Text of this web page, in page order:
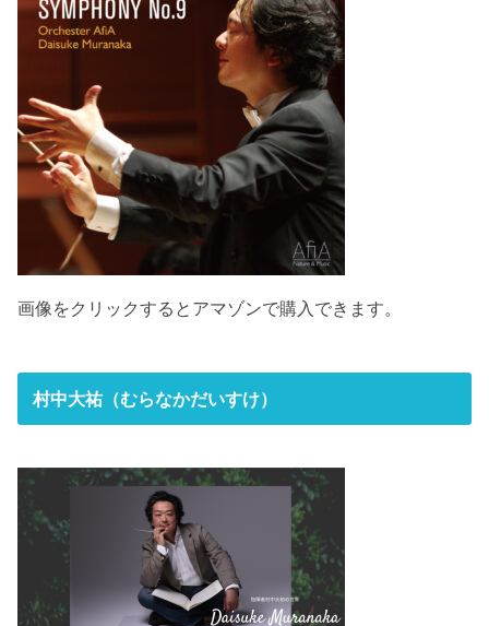
画像をクリックするとアマゾンで購入できます。
村中大祐（むらなかだいすけ）